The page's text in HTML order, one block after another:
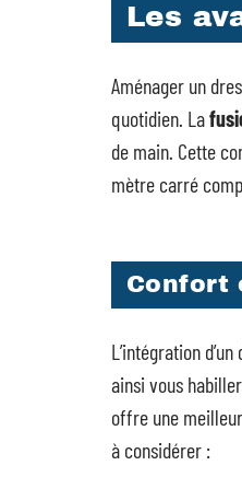
Les
Aménager un
quotidien. La
de main. Cette
mètre carré
Confort
L’intégration
ainsi vous
offre une
à considérer :